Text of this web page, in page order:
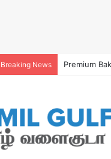
Breaking News Premium